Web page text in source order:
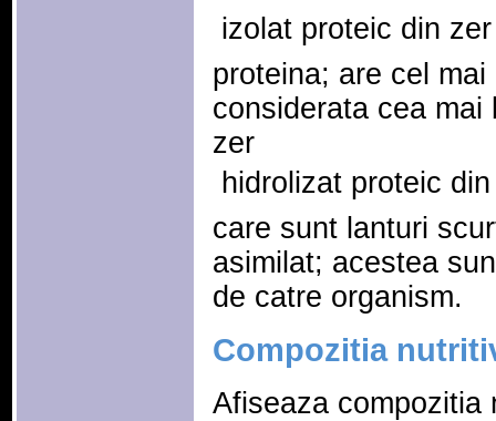
 izolat proteic din
proteina; are cel
considerata cea mai
zer
 hidrolizat proteic
care sunt lanturi
asimilat; acestea
de catre organism.
Compozitia
Afiseaza compozitia